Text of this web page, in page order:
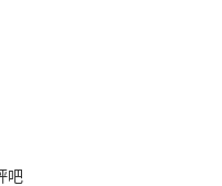
吧